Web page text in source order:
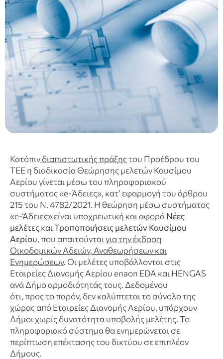
Κατόπινδιαπιστωτικής πράξηςτου Προέδρου του
ΤΕΕ η διαδικασία Θεώρησης μελετών Καυσίμου
Αερίου γίνεται μέσω του πληροφοριακού
συστήματος «e-Άδειες», κατ’ εφαρμογή του άρθρου
215 του Ν. 4782/2021. Η θεώρηση μέσω συστήματος
«e-Άδειες» είναι υποχρεωτική και αφοράΝέες
μελέτεςκαι Τροποποιήσεις μελετών Καυσίμου
Αερίου, που απαιτούνται για την έκδοση
Οικοδομικών Αδειών, Αναθεωρήσεων και
Ενημερώσεων. Οι μελέτες υποβάλλονται στις
Εταιρείες Διανομής Αερίου enaon EDA και HENGAS
ανά Δήμο αρμοδιότητάς τους. Δεδομένου
ότι, προς το παρόν, δεν καλύπτεται το σύνολο της
χώρας από Εταιρείες Διανομής Αερίου, υπάρχουν
Δήμοι χωρίς δυνατότητα υποβολής μελέτης. Το
πληροφοριακό σύστημα θα ενημερώνεται σε
περίπτωση επέκτασης του δικτύου σε επιπλέον
Δήμους.